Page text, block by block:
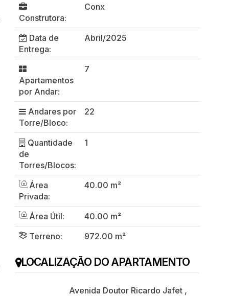
Construtora:
Conx
Data de
Entrega:
Abril/2025
Apartamentos
por Andar:
7
Andares por
Torre/Bloco:
22
Quantidade
de
Torres/Blocos:
1
Área
Privada:
40.00 m²
Área Útil:
40.00 m²
Terreno:
972.00 m²
LOCALIZAÇÃO DO APARTAMENTO
Avenida Doutor Ricardo Jafet ,